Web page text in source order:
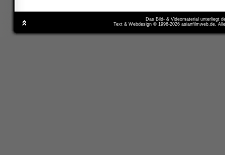
Das Bild- & Videomaterial unterliegt
Text & Webdesign © 1996-2026 asianfilmweb.de.